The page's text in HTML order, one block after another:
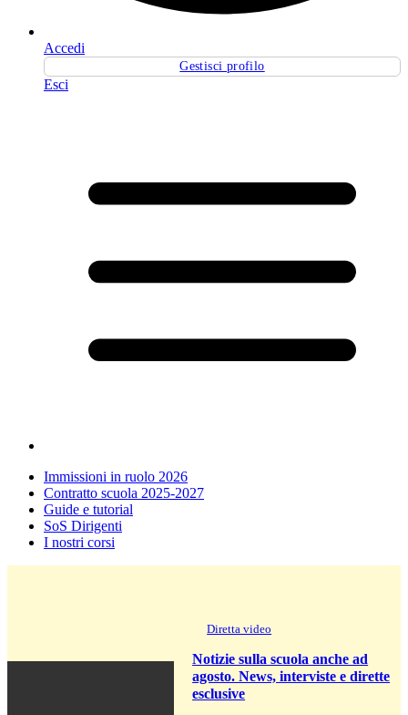
Accedi
Gestisci profilo
Esci
Immissioni in ruolo 2026
Contratto scuola 2025-2027
Guide e tutorial
SoS Dirigenti
I nostri corsi
Diretta video
Notizie sulla scuola anche ad
agosto. News, interviste e dirette
esclusive